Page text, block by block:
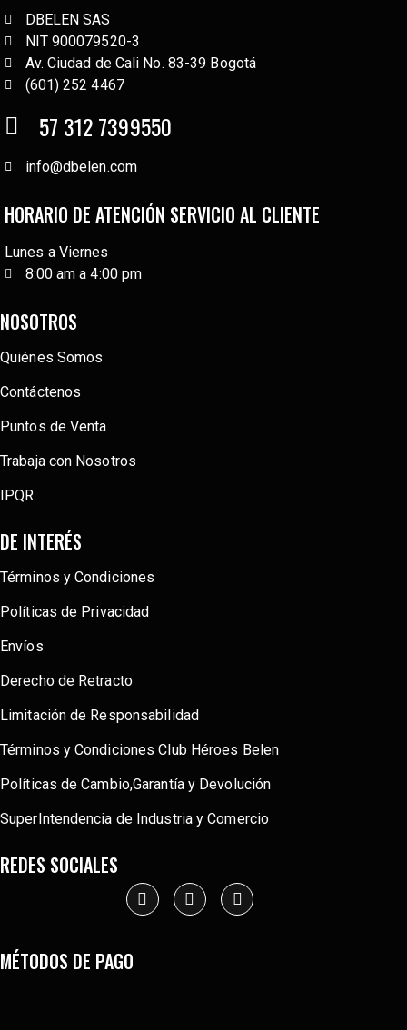
DBELEN SAS
NIT 900079520-3
Av. Ciudad de Cali No. 83-39 Bogotá
(601) 252 4467
57 312 7399550
info@dbelen.com
HORARIO DE ATENCIÓN SERVICIO AL CLIENTE
Lunes a Viernes
8:00 am a 4:00 pm
NOSOTROS
Quiénes Somos
Contáctenos
Puntos de Venta
Trabaja con Nosotros
IPQR
DE INTERÉS
Términos y Condiciones
Políticas de Privacidad
Envíos
Derecho de Retracto
Limitación de Responsabilidad
Términos y Condiciones Club Héroes Belen
Políticas de Cambio,Garantía y Devolución
SuperIntendencia de Industria y Comercio
REDES SOCIALES
MÉTODOS DE PAGO